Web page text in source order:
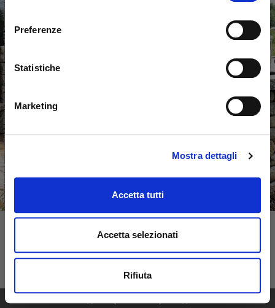
consenso
Preferenze
Statistiche
Marketing
Mostra dettagli
Accetta tutti
Accetta selezionati
Rifiuta